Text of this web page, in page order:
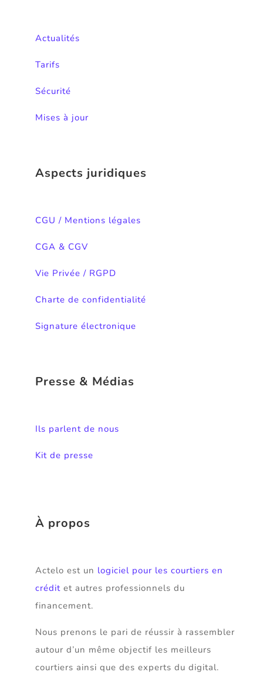
Actualités
Tarifs
Sécurité
Mises à jour
Aspects juridiques
CGU / Mentions légales
CGA & CGV
Vie Privée / RGPD
Charte de confidentialité
Signature électronique
Presse & Médias
Ils parlent de nous
Kit de presse
À propos
Actelo est un logiciel pour les courtiers en
crédit et autres professionnels du
financement.
Nous prenons le pari de réussir à rassembler
autour d’un même objectif les meilleurs
courtiers ainsi que des experts du digital.